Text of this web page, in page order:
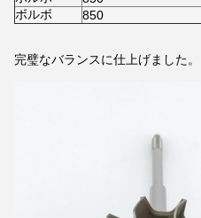
ボルボ
850
完璧なバランスに仕上げました